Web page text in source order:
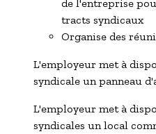
de l'entreprise
tracts syndicaux
Organise des
L'employeur met à
syndicale un panneau
L'employeur met à
syndicales un local